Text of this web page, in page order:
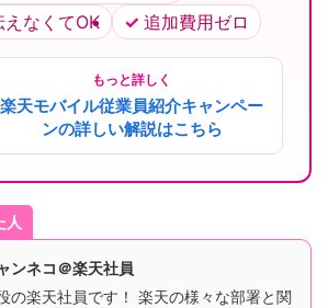
えなくてOK
追加費用ゼロ
もっと詳しく
楽天モバイル従業員紹介キャンペー
ンの詳しい解説はこちら
人
ンネコ＠楽天社員
の楽天社員です！ 楽天の様々な部署と関